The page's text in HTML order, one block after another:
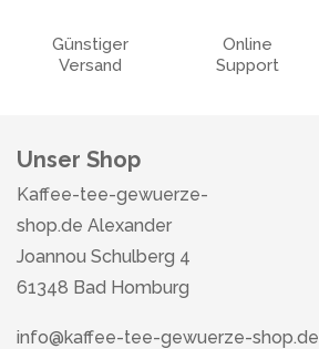
Günstiger
Versand
Online
Support
Unser Shop
Kaffee-tee-gewuerze-
shop.de Alexander
Joannou Schulberg 4
61348 Bad Homburg
info@kaffee-tee-gewuerze-shop.de